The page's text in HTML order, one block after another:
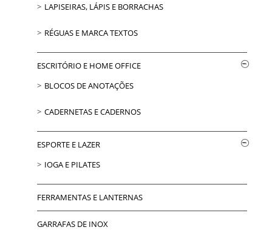
LAPISEIRAS, LÁPIS E BORRACHAS
RÉGUAS E MARCA TEXTOS
ESCRITÓRIO E HOME OFFICE
BLOCOS DE ANOTAÇÕES
CADERNETAS E CADERNOS
ESPORTE E LAZER
IOGA E PILATES
FERRAMENTAS E LANTERNAS
GARRAFAS DE INOX